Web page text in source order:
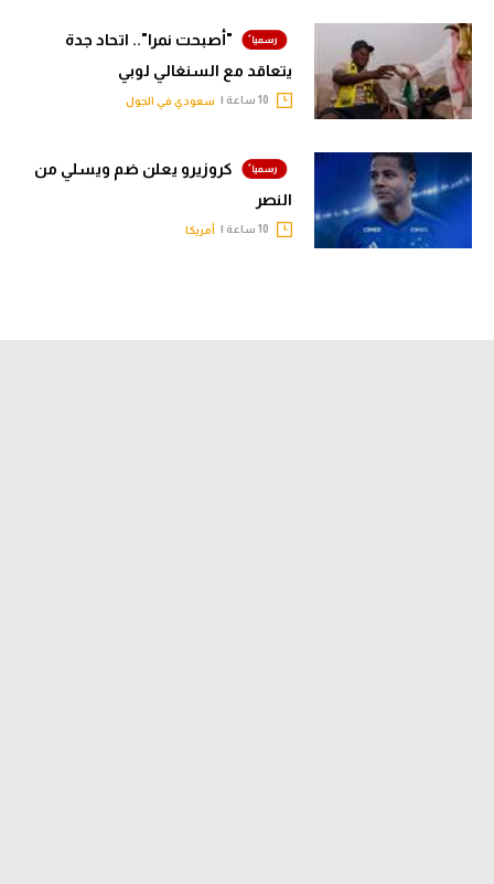
"أصبحت نمرا".. اتحاد جدة
يتعاقد مع السنغالي لوبي
سعودي في الجول
كروزيرو يعلن ضم ويسلي من
النصر
أمريكا